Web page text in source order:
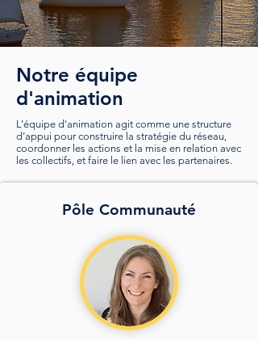
Notre équipe
d'animation
L’équipe d'animation agit comme une structure
d’appui pour construire la stratégie du réseau,
coordonner les actions et la mise en relation avec
les collectifs, et faire le lien avec les partenaires.
Pôle Communauté